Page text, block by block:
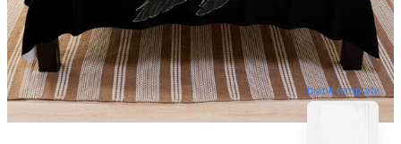
blank template